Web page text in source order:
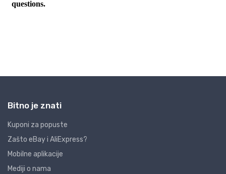
Bitno je znati
Kuponi za popuste
Zašto eBay i AliExpress?
Mobilne aplikacije
Mediji o nama